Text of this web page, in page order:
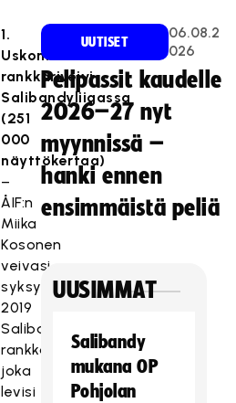
1.
Uskomaton
rankkariveivi
Salibandyliigassa
(251
000
näyttökertaa)
–
ÅIF:n
Miika
Kosonen
veivasi
syksyllä
2019
Salibandyliigassa
rankkarin,
joka
levisi
UUTISET
06.08.2
026
Pelipassit kaudelle
2026–27 nyt
myynnissä –
hanki ennen
ensimmäistä peliä
UUSIMMAT
Salibandy
mukana OP
Pohjolan